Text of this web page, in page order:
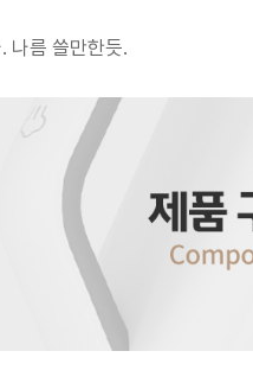
나름 쓸만한듯.